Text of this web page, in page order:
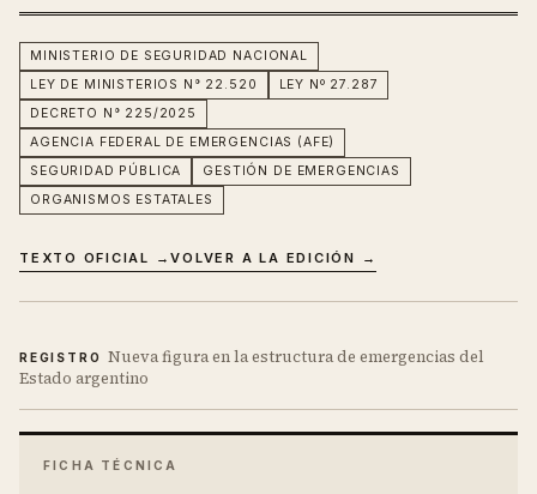
MINISTERIO DE SEGURIDAD NACIONAL
LEY DE MINISTERIOS N° 22.520
LEY Nº 27.287
DECRETO N° 225/2025
AGENCIA FEDERAL DE EMERGENCIAS (AFE)
SEGURIDAD PÚBLICA
GESTIÓN DE EMERGENCIAS
ORGANISMOS ESTATALES
TEXTO OFICIAL →VOLVER A LA EDICIÓN →
REGISTRO
Nueva figura en la estructura de emergencias del
Estado argentino
FICHA TÉCNICA